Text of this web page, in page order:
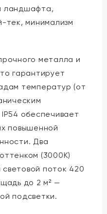
ландшафта,
тек, минимализм
металла и
гарантирует
температур (от
обеспечивает
повышенной
Два
(3000K)
поток 420
до 2 м² —
подсветки.